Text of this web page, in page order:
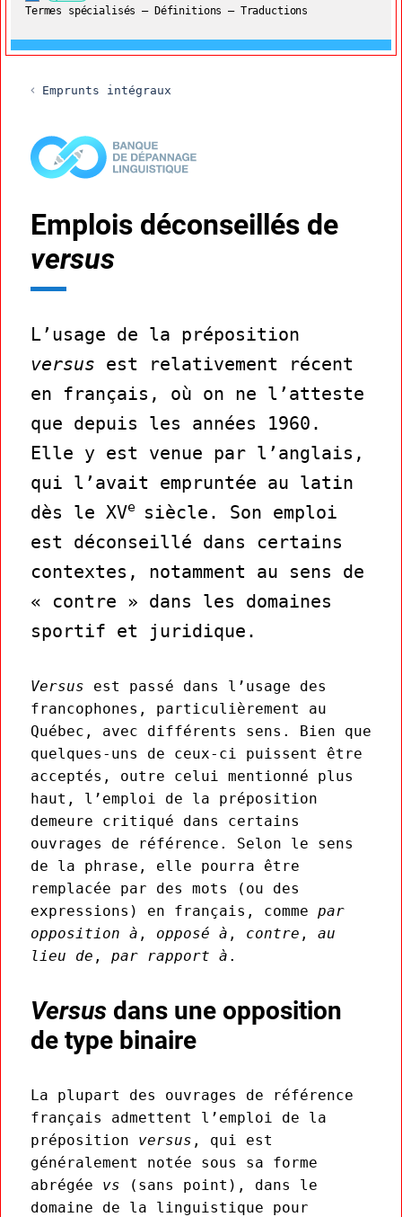
Termes spécialisés – Définitions – Traductions
Emprunts intégraux
Emplois déconseillés de
versus
L’usage de la préposition
versus est relativement récent
en français, où on ne l’atteste
que depuis les années 1960.
Elle y est venue par l’anglais,
qui l’avait empruntée au latin
dès le XVe
siècle. Son emploi
est déconseillé dans certains
contextes, notamment au sens de
« contre » dans les domaines
sportif et juridique.
Versus est passé dans l’usage des
francophones, particulièrement au
Québec, avec différents sens. Bien que
quelques-uns de ceux-ci puissent être
acceptés, outre celui mentionné plus
haut, l’emploi de la préposition
demeure critiqué dans certains
ouvrages de référence. Selon le sens
de la phrase, elle pourra être
remplacée par des mots (ou des
expressions) en français, comme par
opposition à , opposé à , contre , au
lieu de , par rapport à .
Versus dans une opposition
de type binaire
La plupart des ouvrages de référence
français admettent l’emploi de la
préposition versus , qui est
généralement notée sous sa forme
abrégée vs (sans point), dans le
domaine de la linguistique pour